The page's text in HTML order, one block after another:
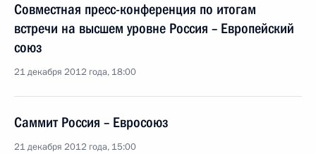
Совместная пресс-конференция по итогам
встречи на высшем уровне Россия – Европейский
союз
21 декабря 2012 года, 18:00
Саммит Россия – Евросоюз
21 декабря 2012 года, 15:00